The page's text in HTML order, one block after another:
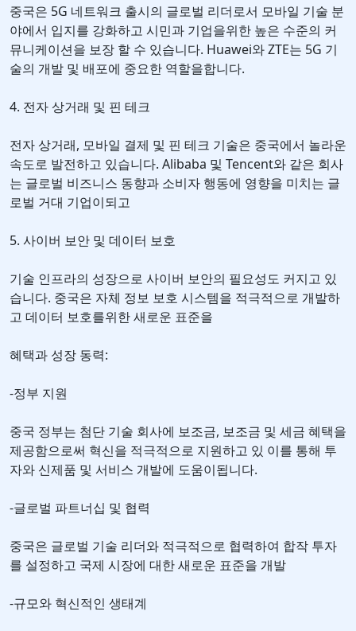
중국은 5G 네트워크 출시의 글로벌 리더로서 모바일 기술 분
야에서 입지를 강화하고 시민과 기업을위한 높은 수준의 커
뮤니케이션을 보장 할 수 있습니다. Huawei와 ZTE는 5G 기
술의 개발 및 배포에 중요한 역할을합니다.
4. 전자 상거래 및 핀 테크
전자 상거래, 모바일 결제 및 핀 테크 기술은 중국에서 놀라운
속도로 발전하고 있습니다. Alibaba 및 Tencent와 같은 회사
는 글로벌 비즈니스 동향과 소비자 행동에 영향을 미치는 글
로벌 거대 기업이되고
5. 사이버 보안 및 데이터 보호
기술 인프라의 성장으로 사이버 보안의 필요성도 커지고 있
습니다. 중국은 자체 정보 보호 시스템을 적극적으로 개발하
고 데이터 보호를위한 새로운 표준을
혜택과 성장 동력:
-정부 지원
중국 정부는 첨단 기술 회사에 보조금, 보조금 및 세금 혜택을
제공함으로써 혁신을 적극적으로 지원하고 있 이를 통해 투
자와 신제품 및 서비스 개발에 도움이됩니다.
-글로벌 파트너십 및 협력
중국은 글로벌 기술 리더와 적극적으로 협력하여 합작 투자
를 설정하고 국제 시장에 대한 새로운 표준을 개발
-규모와 혁신적인 생태계